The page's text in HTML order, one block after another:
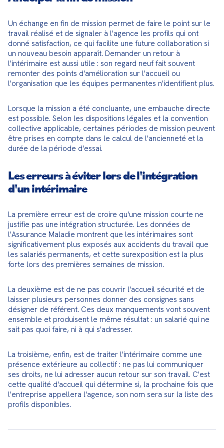
Un échange en fin de mission permet de faire le point sur le
travail réalisé et de signaler à l'agence les profils qui ont
donné satisfaction, ce qui facilite une future collaboration si
un nouveau besoin apparaît. Demander un retour à
l'intérimaire est aussi utile : son regard neuf fait souvent
remonter des points d'amélioration sur l'accueil ou
l'organisation que les équipes permanentes n'identifient plus.
Lorsque la mission a été concluante, une embauche directe
est possible. Selon les dispositions légales et la convention
collective applicable, certaines périodes de mission peuvent
être prises en compte dans le calcul de l'ancienneté et la
durée de la période d'essai.
Les erreurs à éviter lors de l'intégration
d'un intérimaire
La première erreur est de croire qu'une mission courte ne
justifie pas une intégration structurée. Les données de
l'Assurance Maladie montrent que les intérimaires sont
significativement plus exposés aux accidents du travail que
les salariés permanents, et cette surexposition est la plus
forte lors des premières semaines de mission.
La deuxième est de ne pas couvrir l'accueil sécurité et de
laisser plusieurs personnes donner des consignes sans
désigner de référent. Ces deux manquements vont souvent
ensemble et produisent le même résultat : un salarié qui ne
sait pas quoi faire, ni à qui s'adresser.
La troisième, enfin, est de traiter l'intérimaire comme une
présence extérieure au collectif : ne pas lui communiquer
ses droits, ne lui adresser aucun retour sur son travail. C'est
cette qualité d'accueil qui détermine si, la prochaine fois que
l'entreprise appellera l'agence, son nom sera sur la liste des
profils disponibles.